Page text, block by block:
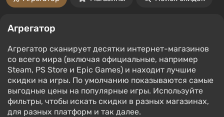
Агрегатор
Агрегатор сканирует десятки интернет-магазинов
со всего мира (включая официальные, например
Steam, PS Store и Epic Games) и находит лучшие
скидки на игры. По умолчанию показываются самые
выгодные цены на популярные игры. Используйте
фильтры, чтобы искать скидки в разных магазинах,
для разных платформ и так далее.